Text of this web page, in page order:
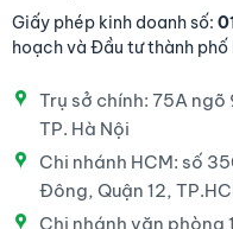
Giấy phép kinh doanh số:
hoạch và Đầu tư thành phố
Trụ sở chính: 75A
TP. Hà Nội
Chi nhánh HCM: số
Đông, Quận 12,
Chi nhánh văn phòng